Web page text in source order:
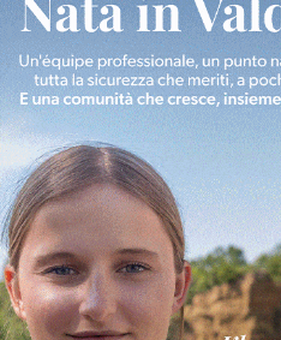
Cronaca 3 Agosto 2026
Scomparso da una
Fiorentino l’uomo che
Levane nel 2020
Cronaca 4 Agosto 2026
Un anno fa la strage in
Gianni, Giulia e
processo, lo stop ai